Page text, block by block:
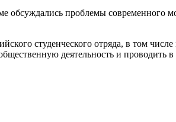
проблемы современного
студенческого отряда, в том
деятельность и проводить